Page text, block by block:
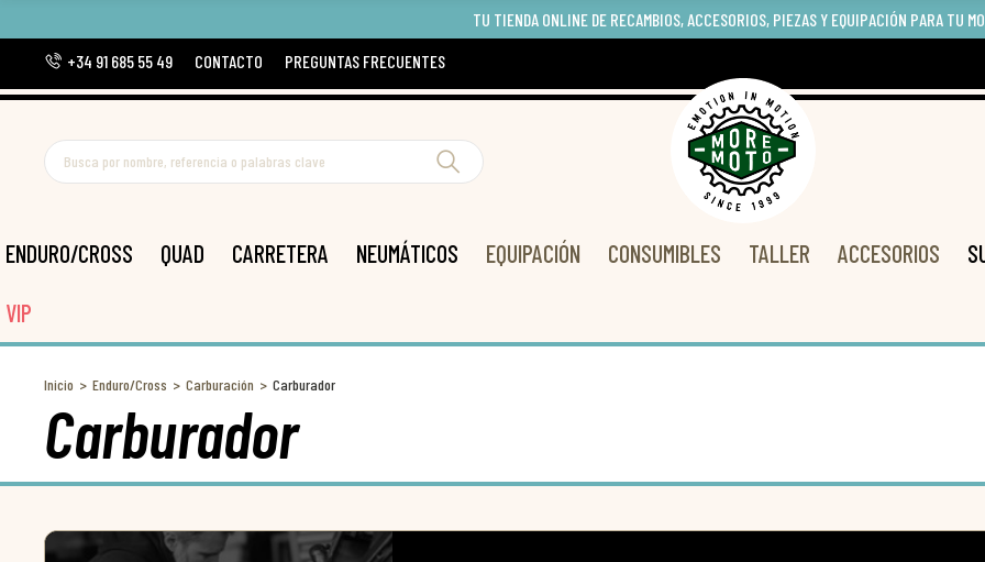
TU TIENDA ONLINE DE RECAMBIOS, ACCESORIOS, PIEZAS Y EQUIPACIÓN PARA TU
+34 91 685 55 49
CONTACTO PREGUNTAS FRECUENTES
ENDURO/CROSS QUAD CARRETERA NEUMÁTICOS EQUIPACIÓN CONSUMIBLES TALLER ACCESORIOS
VIP
Inicio Enduro/Cross Carburación Carburador
Carburador